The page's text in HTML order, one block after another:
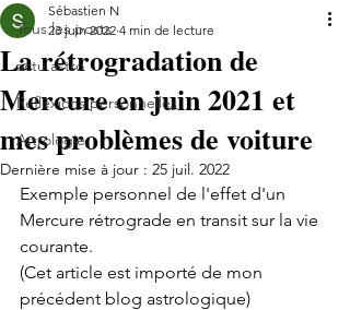
Tous les posts
actu astro
Réflexions personnelles
Astrologie
La rétrogradation de
Mercure en juin 2021 et
mes problèmes de voiture
Sébastien N
23 juin 2022 4 min de lecture
Dernière mise à jour : 25 juil. 2022
Exemple personnel de l'effet d'un
Mercure rétrograde en transit sur la vie
courante.
(Cet article est importé de mon
précédent blog astrologique)